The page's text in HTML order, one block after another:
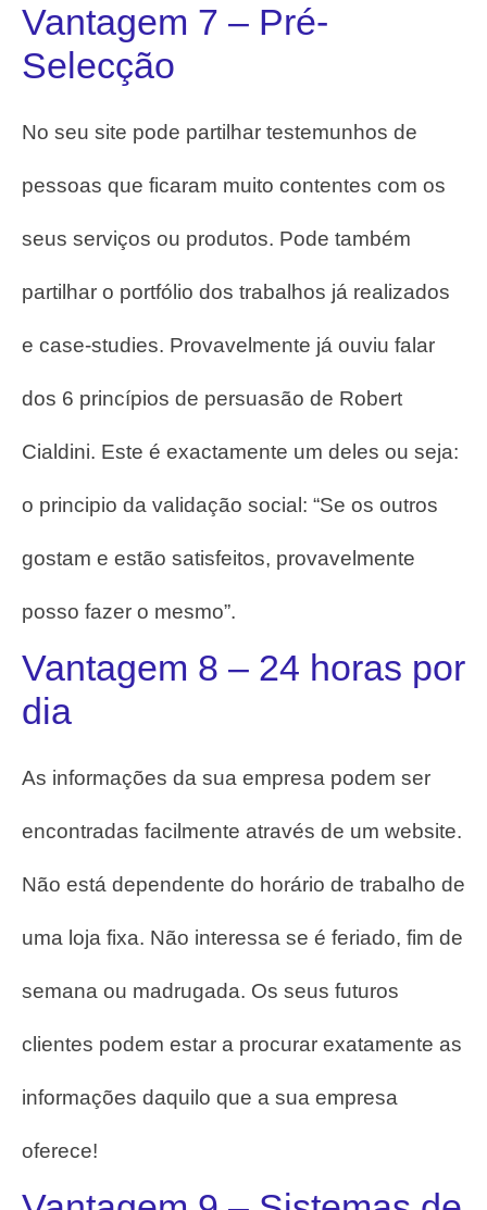
Vantagem 7 – Pré-
Selecção
No seu site pode partilhar testemunhos de
pessoas que ficaram muito contentes com os
seus serviços ou produtos. Pode também
partilhar o portfólio dos trabalhos já realizados
e case-studies. Provavelmente já ouviu falar
dos 6 princípios de persuasão de Robert
Cialdini. Este é exactamente um deles ou seja:
o principio da validação social: “Se os outros
gostam e estão satisfeitos, provavelmente
posso fazer o mesmo”.
Vantagem 8 – 24 horas por
dia
As informações da sua empresa podem ser
encontradas facilmente através de um website.
Não está dependente do horário de trabalho de
uma loja fixa. Não interessa se é feriado, fim de
semana ou madrugada. Os seus futuros
clientes podem estar a procurar exatamente as
informações daquilo que a sua empresa
oferece!